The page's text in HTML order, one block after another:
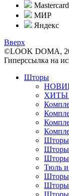
Mastercard
МИР
Яндекс
Вверх
©LOOK DOMA,
Гиперссылка на
Шторы
ХИТЫ
Шторы
Шторы
Шторы
Тюль
Шторы
Шторы
Шторы